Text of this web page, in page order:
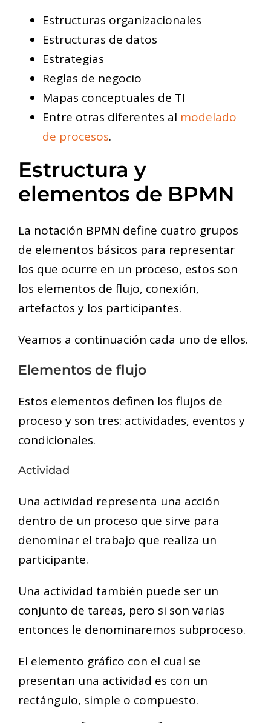
Estructuras organizacionales
Estructuras de datos
Estrategias
Reglas de negocio
Mapas conceptuales de TI
Entre otras diferentes al modelado
de procesos.
Estructura y
elementos de BPMN
La notación BPMN define cuatro grupos
de elementos básicos para representar
los que ocurre en un proceso, estos son
los elementos de flujo, conexión,
artefactos y los participantes.
Veamos a continuación cada uno de ellos.
Elementos de flujo
Estos elementos definen los flujos de
proceso y son tres: actividades, eventos y
condicionales.
Actividad
Una actividad representa una acción
dentro de un proceso que sirve para
denominar el trabajo que realiza un
participante.
Una actividad también puede ser un
conjunto de tareas, pero si son varias
entonces le denominaremos subproceso.
El elemento gráfico con el cual se
presentan una actividad es con un
rectángulo, simple o compuesto.